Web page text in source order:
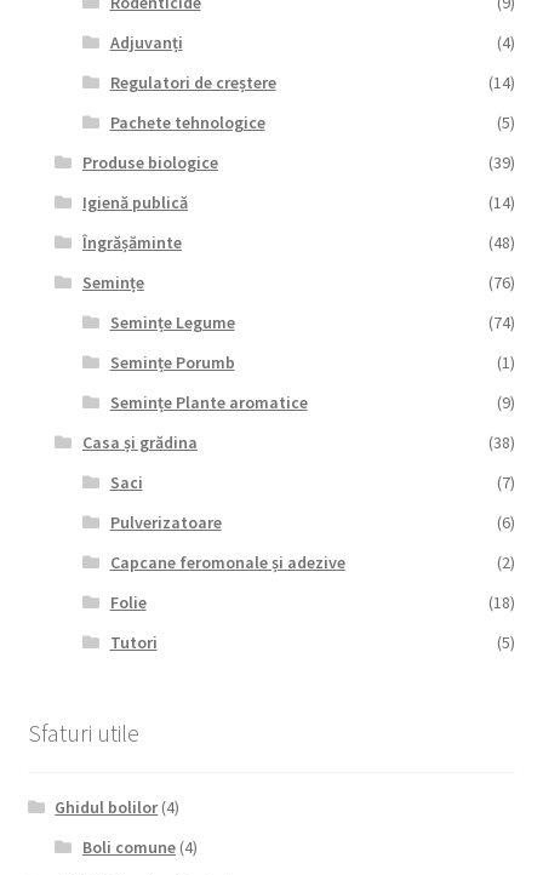
Sere și solarii
meniul
Adjuvanți
(4)
Regulatori de creștere
(14)
Pachete tehnologice
(5)
Produse biologice
(39)
Igienă publică
(14)
Îngrășăminte
(48)
Semințe
(76)
Semințe Legume
(74)
Semințe Porumb
(1)
Semințe Plante aromatice
(9)
Casa și grădina
(38)
Saci
(7)
Pulverizatoare
(6)
Capcane feromonale și adezive
(2)
Folie
(18)
Tutori
(5)
Sfaturi utile
Ghidul bolilor(4)
Boli comune(4)